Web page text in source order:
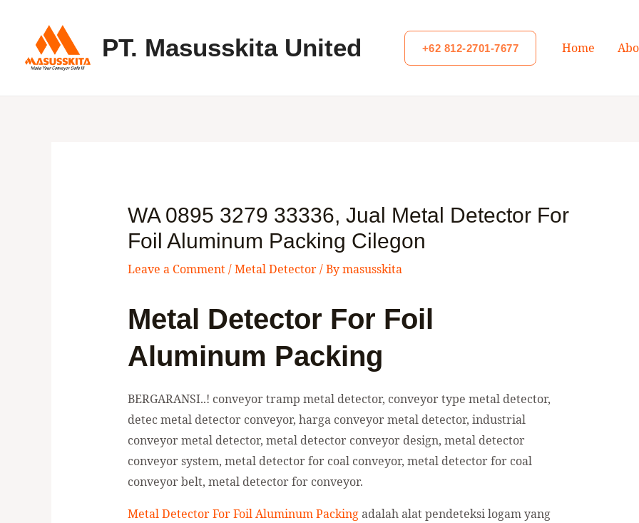
content
PT. Masusskita United +62 812-2701-7677 Home
WA 0895 3279 33336, Jual Metal Detector For
Foil Aluminum Packing Cilegon
Leave a Comment/Metal Detector/ Bymasusskita
Metal Detector For Foil
Aluminum Packing
BERGARANSI..! conveyor tramp metal detector, conveyor type metal detector,
detec metal detector conveyor, harga conveyor metal detector, industrial
conveyor metal detector, metal detector conveyor design, metal detector
conveyor system, metal detector for coal conveyor, metal detector for coal
conveyor belt, metal detector for conveyor.
Metal Detector For Foil Aluminum Packingadalah alat pendeteksi logam yang